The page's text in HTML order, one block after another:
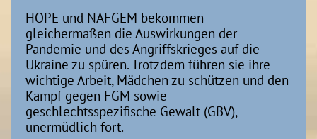
HOPE und NAFGEM bekommen
gleichermaßen die Auswirkungen der
Pandemie und des Angriffskrieges auf die
Ukraine zu spüren. Trotzdem führen sie ihre
wichtige Arbeit, Mädchen zu schützen und den
Kampf gegen FGM sowie
geschlechtsspezifische Gewalt (GBV),
unermüdlich fort.